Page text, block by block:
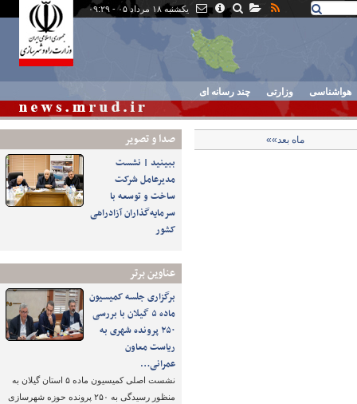
یکشنبه ۱۸ مرداد ۰۵ - ۰۹:۲۹
هواشناسی وزارتی چند رسانه ای
صدا و تصوير
ببینید | نشست
مدیرعامل شرکت
ساخت و توسعه با
سرمایه‌گذاران آزادراهی
کشور
عناوین برتر
برگزاری جلسه کمیسیون
ماده ۵ گیلان با بررسی
۲۵۰ پرونده شهری به
ریاست معاون
عمرانی…
نشست اصلی کمیسیون ماده ۵ استان گیلان به
منظور رسیدگی به ۲۵۰ پرونده حوزه شهرسازی
ماه بعد»»